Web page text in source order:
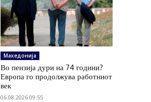
Македонија
Во пензија дури на 74 години?
Европа го продолжува работниот
век
06.08.2026 09:55